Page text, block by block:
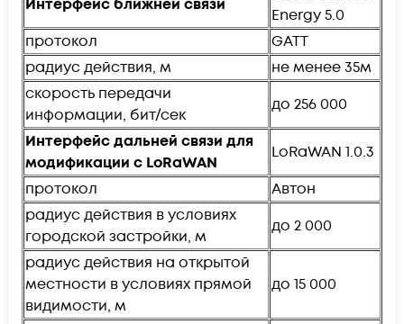
Интерфейс ближней связи
Energy 5.0
протокол
GATT
радиус действия, м
не менее 35м
скорость передачи
информации, бит/сек
до 256 000
Интерфейс дальней связи для
модификации с LoRaWAN
LoRaWAN 1.0.3
протокол
Автон
радиус действия в условиях
городской застройки, м
до 2 000
радиус действия на открытой
местности в условиях прямой
видимости, м
до 15 000